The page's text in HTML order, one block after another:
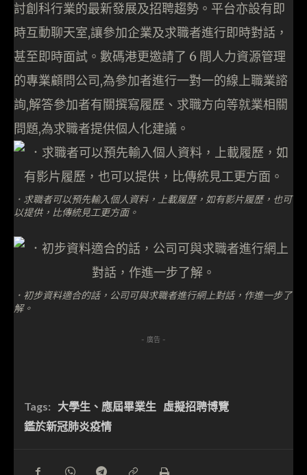
討創科行業的最新發展及招聘趨勢。平台亦設有即
時互動聊天室,讓參加企業及求職者進行即時對話，
甚至即時面試。數碼港更邀請了 6 間人力資源管理
的專業顧問公司,為參加者進行一對一的線上職業諮
詢,解答參加者有關撰寫履歷、求職方向等就業相關
問題,為求職者提供個人化建議。
．求職者可以預先輸入個人資料，上載履歷，如有影片履歷，也可
以提供，比傳統見工更方面。
．初步資料適合的話，公司可與求職者進行網上對話，作進一步了
解。
- 廣告 -
Tags: 大學生、應屆畢業生
虛擬招聘博覽
鑑於新冠肺炎疫情